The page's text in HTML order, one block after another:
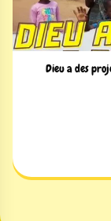
Dieu a des